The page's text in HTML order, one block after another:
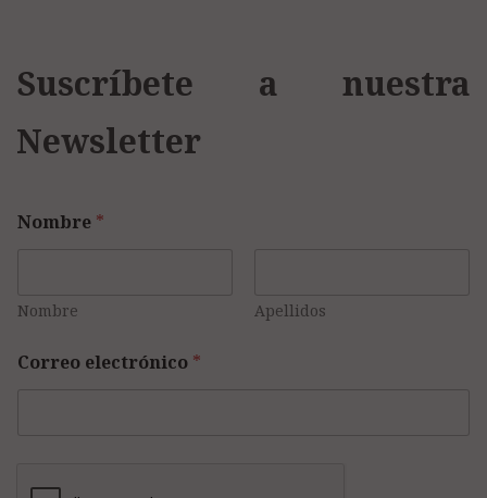
Suscríbete a nuestra
Newsletter
Nombre *
Nombre Apellidos
Correo electrónico *